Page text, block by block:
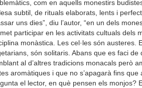
com en aquells monestirs
subtil, de rituals elaborats, lents i
uns dies”, diu l’autor, “en un dels
participar en les activitats cultuals dels
monàstica. Les cel·les són
són solitaris. Abans que es faci
al d’altres tradicions monacals però
aromàtiques i que no s’apagarà fins
el lector, en què pensen els monjos?